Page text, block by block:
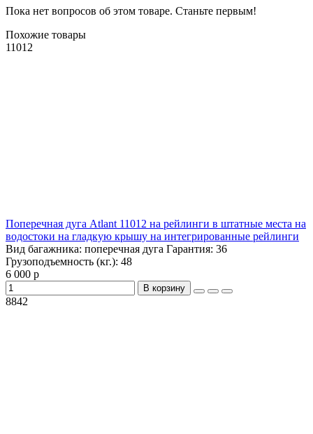
Пока нет вопросов об этом товаре. Станьте первым!
Похожие товары
11012
Поперечная дуга Atlant 11012 на рейлинги в штатные места на
водостоки на гладкую крышу на интегрированные рейлинги
Вид багажника: поперечная дуга Гарантия: 36
Грузоподъемность (кг.): 48
6 000 р
В корзину
8842